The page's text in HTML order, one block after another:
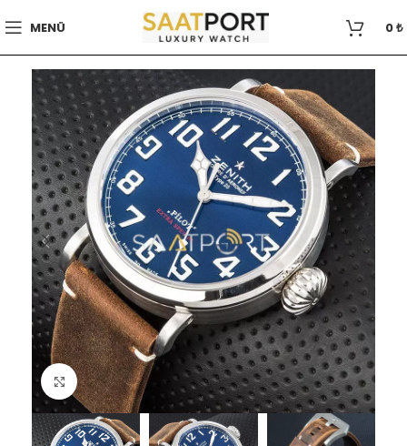
MENÜ 0₺
Büyütmek için tıklayın